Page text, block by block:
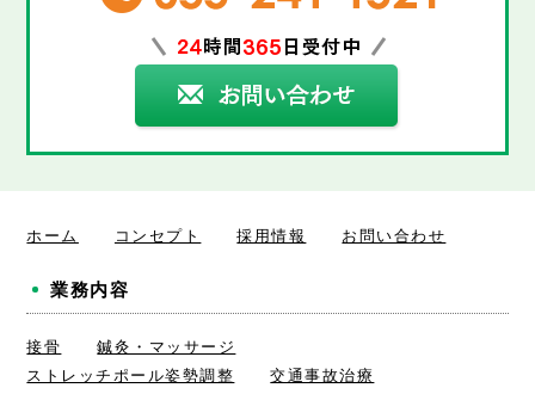
ホーム コンセプト 採用情報 お問い合わせ
業務内容
接骨
鍼灸・マッサージ
ストレッチポール姿勢調整
交通事故治療